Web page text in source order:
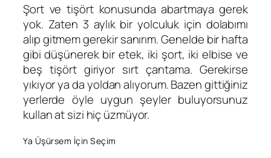
Şort ve tişört konusunda abartmaya gerek
yok. Zaten 3 aylık bir yolculuk için dolabımı
alıp gitmem gerekir sanırım. Genelde bir hafta
gibi düşünerek bir etek, iki şort, iki elbise ve
beş tişört giriyor sırt çantama. Gerekirse
yıkıyor ya da yoldan alıyorum. Bazen gittiğiniz
yerlerde öyle uygun şeyler buluyorsunuz
kullan at sizi hiç üzmüyor.
Ya Üşürsem İçin Seçim